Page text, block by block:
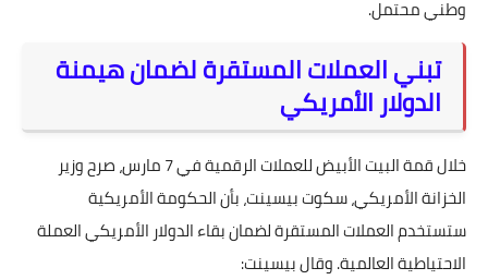
وطني محتمل.
تبني العملات المستقرة لضمان هيمنة
الدولار الأمريكي
خلال قمة البيت الأبيض للعملات الرقمية في 7 مارس، صرح وزير
الخزانة الأمريكي، سكوت بيسينت، بأن الحكومة الأمريكية
ستستخدم العملات المستقرة لضمان بقاء الدولار الأمريكي العملة
الاحتياطية العالمية. وقال بيسينت: